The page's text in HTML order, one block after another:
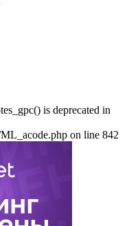
is deprecated in
on line 842